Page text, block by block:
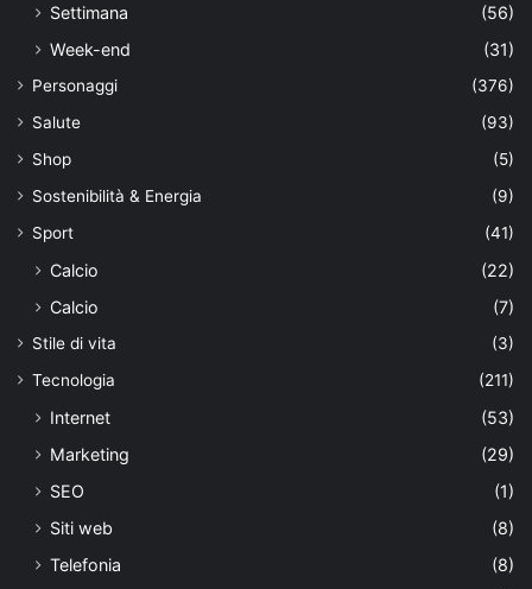
Settimana
(56)
Week-end
(31)
Personaggi
(376)
Salute
(93)
Shop
(5)
Sostenibilità & Energia
(9)
Sport
(41)
Calcio
(22)
Calcio
(7)
Stile di vita
(3)
Tecnologia
(211)
Internet
(53)
Marketing
(29)
SEO
(1)
Siti web
(8)
Telefonia
(8)